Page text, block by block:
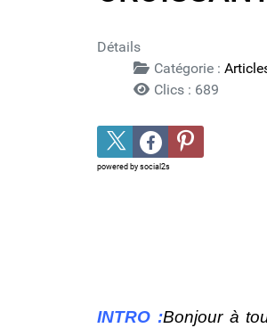
Détails
Catégorie :
Clics : 689
powered by social2s
INTRO :Bonjour à